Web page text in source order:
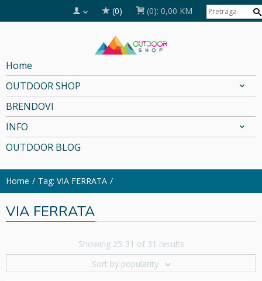
(0) (0): 0,00 KM
Home
OUTDOOR SHOP
BRENDOVI
INFO
OUTDOOR BLOG
Home Tag: VIA FERRATA
VIA FERRATA
Showing 25-31 of 31 results
Sort by popularity